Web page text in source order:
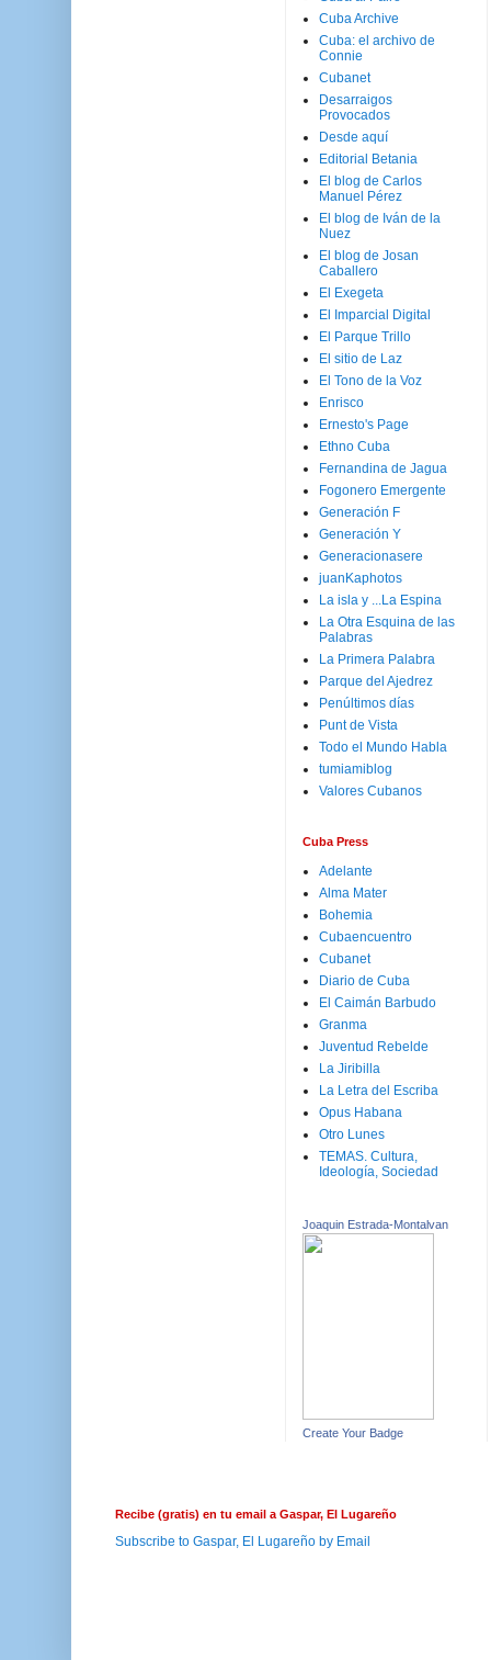
Cuba Archive
Cuba: el archivo de
Connie
Cubanet
Desarraigos
Provocados
Desde aquí
Editorial Betania
El blog de Carlos
Manuel Pérez
El blog de Iván de la
Nuez
El blog de Josan
Caballero
El Exegeta
El Imparcial Digital
El Parque Trillo
El sitio de Laz
El Tono de la Voz
Enrisco
Ernesto's Page
Ethno Cuba
Fernandina de Jagua
Fogonero Emergente
Generación F
Generación Y
Generacionasere
juanKaphotos
La isla y ...La Espina
La Otra Esquina de las
Palabras
La Primera Palabra
Parque del Ajedrez
Penúltimos días
Punt de Vista
Todo el Mundo Habla
tumiamiblog
Valores Cubanos
Cuba Press
Adelante
Alma Mater
Bohemia
Cubaencuentro
Cubanet
Diario de Cuba
El Caimán Barbudo
Granma
Juventud Rebelde
La Jiribilla
La Letra del Escriba
Opus Habana
Otro Lunes
TEMAS. Cultura,
Ideología, Sociedad
Joaquin Estrada-Montalvan
Create Your Badge
Recibe (gratis) en tu email a Gaspar, El Lugareño
Subscribe to Gaspar, El Lugareño by Email